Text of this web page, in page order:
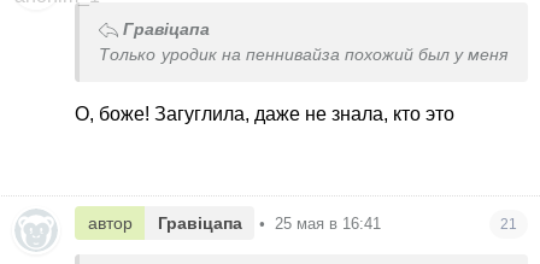
Гравіцапа
Только уродик на пеннивайза похожий был у меня
О, боже! Загуглила, даже не знала, кто это
автор Гравіцапа • 25 мая в 16:41 21